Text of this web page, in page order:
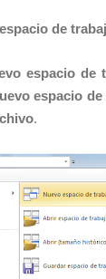
de
espacio de
espacio
.